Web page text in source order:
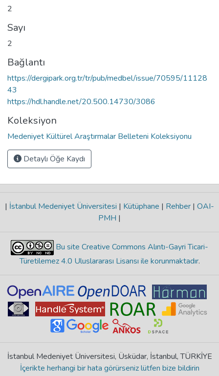
2
Sayı
2
Bağlantı
https://dergipark.org.tr/tr/pub/medbel/issue/70595/11128
43
https://hdl.handle.net/20.500.14730/3086
Koleksiyon
Medeniyet Kültürel Araştırmalar Belleteni Koleksiyonu
Detaylı Öğe Kaydı
| İstanbul Medeniyet Üniversitesi | Kütüphane | Rehber | OAI-
PMH |
Bu site Creative Commons Alıntı-Gayri Ticari-
Türetilemez 4.0 Uluslararası Lisansı ile korunmaktadır.
İstanbul Medeniyet Üniversitesi, Üsküdar, İstanbul, TÜRKİYE
İçerikte herhangi bir hata görürseniz lütfen bize bildirin